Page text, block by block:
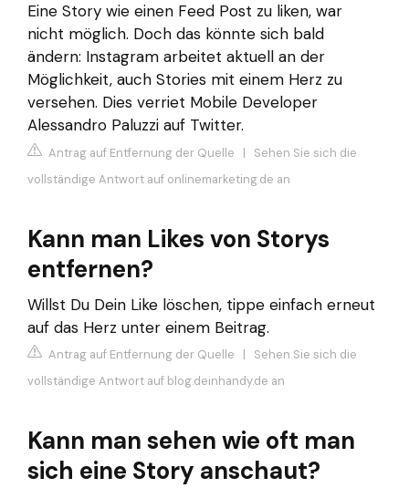
Eine Story wie einen Feed Post zu liken, war
nicht möglich. Doch das könnte sich bald
ändern: Instagram arbeitet aktuell an der
Möglichkeit, auch Stories mit einem Herz zu
versehen. Dies verriet Mobile Developer
Alessandro Paluzzi auf Twitter.
Antrag auf Entfernung der Quelle | Sehen Sie sich die
vollständige Antwort auf onlinemarketing.de an
Kann man Likes von Storys
entfernen?
Willst Du Dein Like löschen, tippe einfach erneut
auf das Herz unter einem Beitrag.
Antrag auf Entfernung der Quelle | Sehen Sie sich die
vollständige Antwort auf blog.deinhandy.de an
Kann man sehen wie oft man
sich eine Story anschaut?